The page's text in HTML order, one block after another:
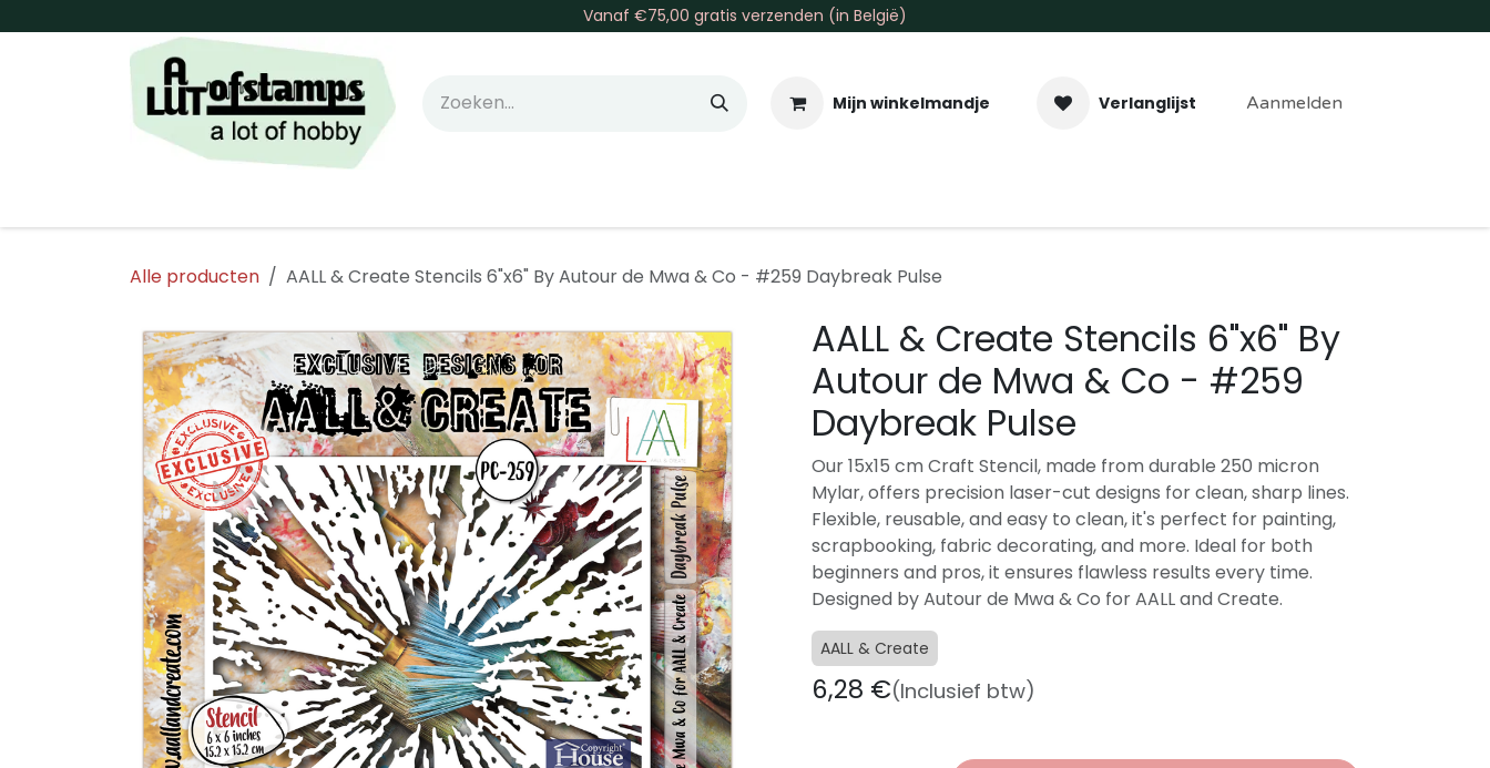
Vanaf €75,00 gratis verzenden (in België)
Mijn winkelmandje Verlanglijst Aanmelden
Alle producten AALL & Create Stencils 6"x6" By Autour de Mwa & Co - #259 Daybreak Pulse
AALL & Create Stencils 6"x6" By
Autour de Mwa & Co - #259
Daybreak Pulse
Our 15x15 cm Craft Stencil, made from durable 250 micron
Mylar, offers precision laser-cut designs for clean, sharp lines.
Flexible, reusable, and easy to clean, it's perfect for painting,
scrapbooking, fabric decorating, and more. Ideal for both
beginners and pros, it ensures flawless results every time.
Designed by Autour de Mwa & Co for AALL and Create.
AALL & Create
6,28 €(Inclusief btw)